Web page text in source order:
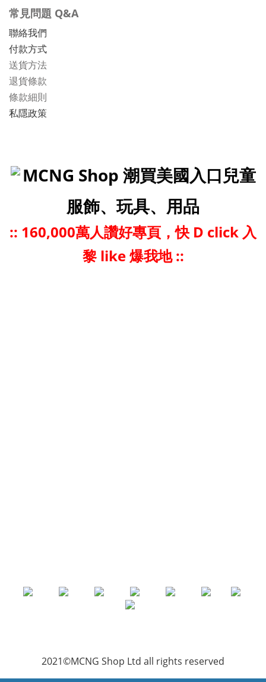
常見問題 Q&A
聯絡我們
付款方式
送貨方法
退貨條款
條款細則
私隱政策
MCNG Shop 潮買美國入口兒童
服飾、玩具、用品
:: 160,000萬人讚好專頁，快 D click 入
黎 like 爆我地 ::
2021©MCNG Shop Ltd all rights reserved